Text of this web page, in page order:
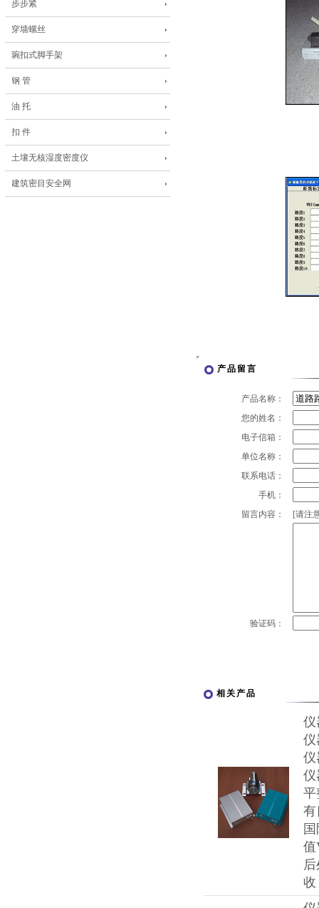
步步紧
穿墙螺丝
琬扣式脚手架
钢 管
油 托
扣 件
土壤无核湿度密度仪
建筑密目安全网
产品留言
产品名称：
您的姓名：
电子信箱：
单位名称：
联系电话：
手机：
留言内容：
[请注
验证码：
相关产品
仪
仪
仪
仪
平
有
值
收